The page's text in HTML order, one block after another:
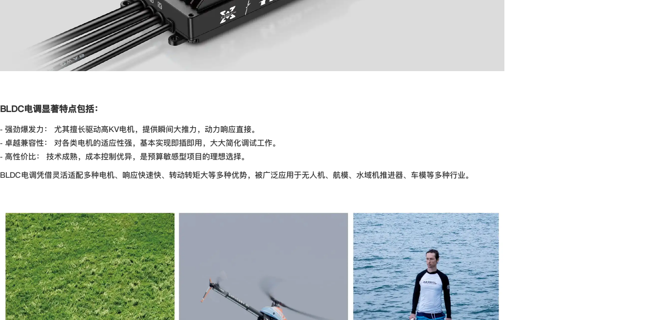
BLDC电调显著特点包括：
- 强劲爆发力： 尤其擅长驱动高KV电机，提供瞬间大推力，动力响应直接。
- 卓越兼容性： 对各类电机的适应性强，基本实现即插即用，大大简化调试工作。
- 高性价比： 技术成熟，成本控制优异，是预算敏感型项目的理想选择。
BLDC电调凭借灵活适配多种电机、响应快速快、转动转矩大等多种优势，被广泛应用于无人机、航模、水域机推进器、车模等多种行业。